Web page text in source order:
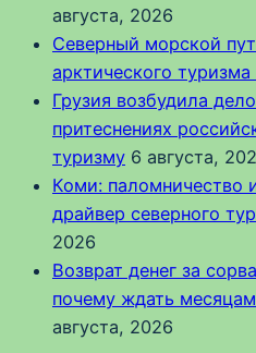
августа, 2026
Северный морской
арктического
Грузия возбудила
притеснениях
туризму 6 августа,
Коми: паломничество
драйвер северного
2026
Возврат денег за
почему ждать
августа, 2026